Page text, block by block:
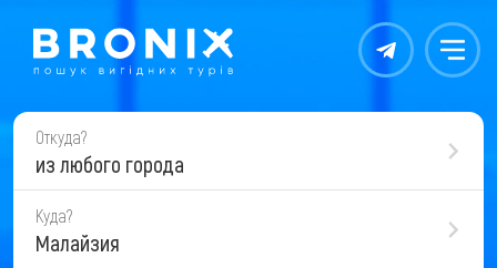
Контакты Меню
Откуда?
из любого города
Куда?
Малайзия